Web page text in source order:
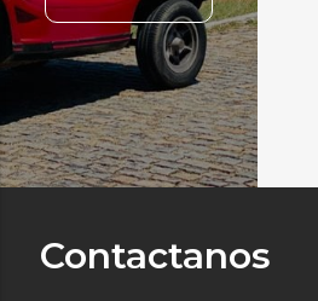
Contactanos